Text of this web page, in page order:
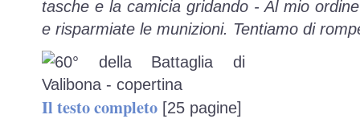
tasche e la camicia gridando - Al mio
e risparmiate le munizioni. Tentiamo di
Il testo completo [25 pagine]